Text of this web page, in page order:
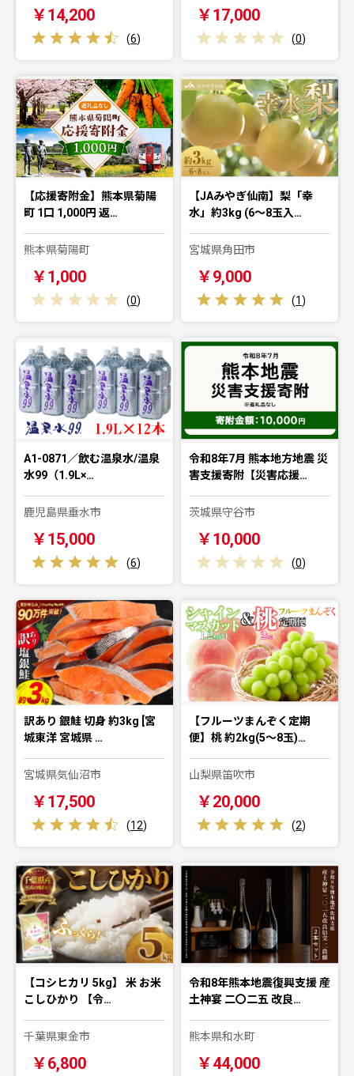
￥14,200
(6)
￥17,000
(0)
【応援寄附金】熊本県菊陽
町 1口 1,000円 返…
熊本県菊陽町
￥1,000
(0)
【JAみやぎ仙南】梨「幸
水」約3kg (6～8玉入…
宮城県角田市
￥9,000
(1)
A1-0871／飲む温泉水/温泉
水99（1.9L×…
鹿児島県垂水市
￥15,000
(6)
令和8年7月 熊本地方地震 災
害支援寄附【災害応援…
茨城県守谷市
￥10,000
(0)
訳あり 銀鮭 切身 約3kg [宮
城東洋 宮城県 …
宮城県気仙沼市
￥17,500
(12)
【フルーツまんぞく定期
便】桃 約2kg(5～8玉)…
山梨県笛吹市
￥20,000
(2)
【コシヒカリ 5kg】 米 お米
こしひかり 【令…
千葉県東金市
￥6,800
令和8年熊本地震復興支援 産
土神宴 二〇二五 改良…
熊本県和水町
￥44,000